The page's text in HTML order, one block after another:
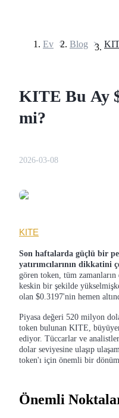
COIN-M Vadeli
Kripto Para Vadeli
Hisse senetleri, döviz,
Ev > Blog >
KITE Bu Ay
mi?
2026-03-08
KITE
Son haftalarda güçlü bir
yatırımcılarının dikkatini
gören token, tüm
keskin bir şekilde
olan $0.3197'nin hemen
Piyasa değeri 520 milyon
token bulunan KITE,
ediyor. Tüccarlar ve
dolar seviyesine ulaşıp
token'ı için önemli bir dönüm
Önemli